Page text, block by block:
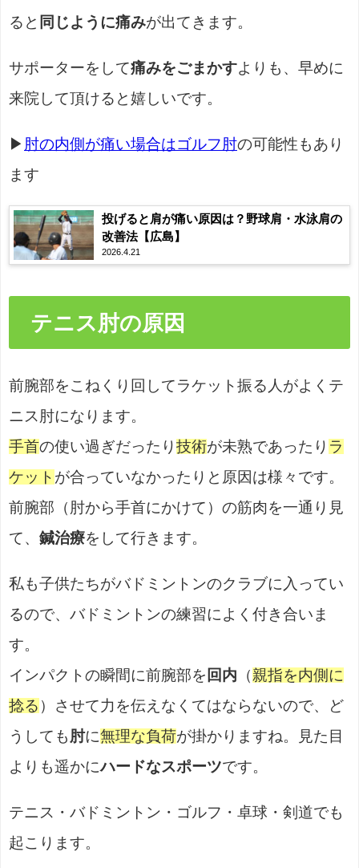
ると 同じように痛みが出てきます。
サポーターをして痛みをごまかす よりも、早めに
来院して頂けると嬉しいです。
▶ 肘の内側が痛い場合はゴルフ肘の可能性もあり
ます
投げると肩が痛い原因は？野球肩・水泳肩の
改善法【広島】
2026.4.21
テニス肘の原因
前腕部をこねくり回してラケット振る人がよくテ
ニス肘になります。
手首の使い過ぎだったり 技術が未熟であったり ラ
ケット が合っていなかったりと原因は様々です。
前腕部（肘から手首にかけて）の筋肉を一通り見
て、 鍼治療をして行きます。
私も子供たちがバドミントンのクラブに入ってい
るので、バドミントンの練習によく付き合いま
す。
インパクトの瞬間に前腕部を 回内 （ 親指を内側に
捻る ）させて力を伝えなくてはならないので、ど
うしても 肘に無理な負荷が掛かりますね。見た目
よりも遥かにハードなスポーツです。
テニス・バドミントン・ゴルフ・卓球・剣道でも
起こります。